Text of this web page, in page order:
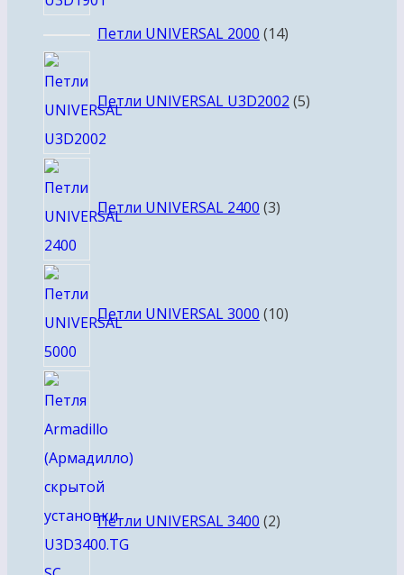
Петли UNIVERSAL 2000 1414
Петли UNIVERSAL U3D2002 5товаров
Петли UNIVERSAL 2400 3товара
Петли UNIVERSAL 3000 10товаров
Петли UNIVERSAL 3400 2